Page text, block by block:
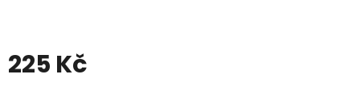
225 Kč